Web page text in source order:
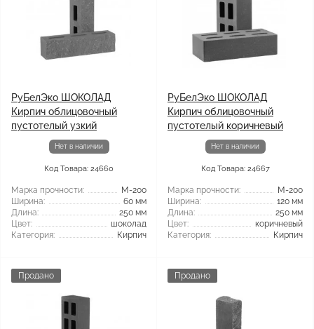
РуБелЭко ШОКОЛАД
Кирпич облицовочный
пустотелый узкий
Нет в наличии
Код Товара: 24660
Марка прочности:
М-200
Ширина:
60 мм
Длина:
250 мм
Цвет:
шоколад
Категория:
Кирпич
РуБелЭко ШОКОЛАД
Кирпич облицовочный
пустотелый коричневый
Нет в наличии
Код Товара: 24667
Марка прочности:
М-200
Ширина:
120 мм
Длина:
250 мм
Цвет:
коричневый
Категория:
Кирпич
Продано Продано